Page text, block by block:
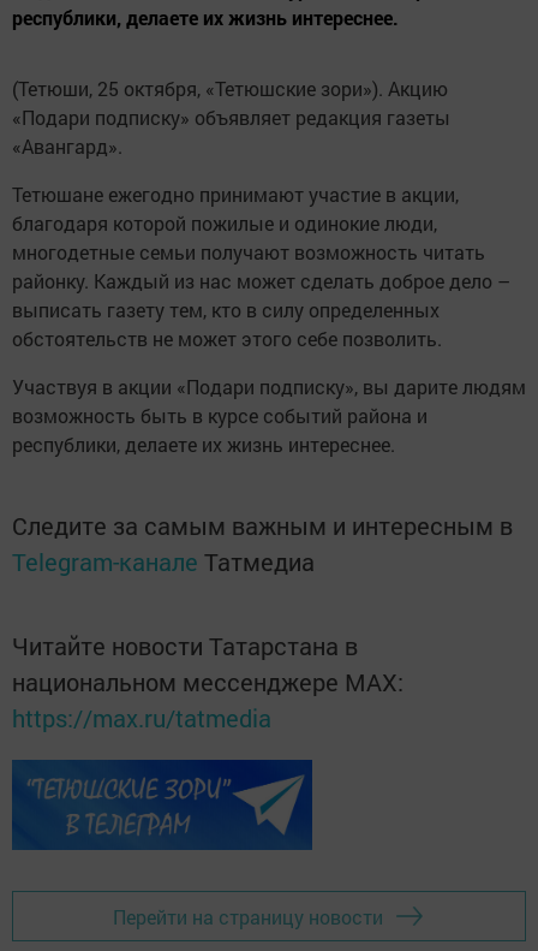
республики, делаете их жизнь интереснее.
(Тетюши, 25 октября, «Тетюшские зори»). Акцию
«Подари подписку» объявляет редакция газеты
«Авангард».
Тетюшане ежегодно принимают участие в акции,
благодаря которой пожилые и одинокие люди,
многодетные семьи получают возможность читать
районку. Каждый из нас может сделать доброе дело –
выписать газету тем, кто в силу определенных
обстоятельств не может этого себе позволить.
Участвуя в акции «Подари подписку», вы дарите людям
возможность быть в курсе событий района и
республики, делаете их жизнь интереснее.
Следите за самым важным и интересным в
Telegram-канале Татмедиа
Читайте новости Татарстана в
национальном мессенджере MАХ:
https://max.ru/tatmedia
Перейти на страницу новости